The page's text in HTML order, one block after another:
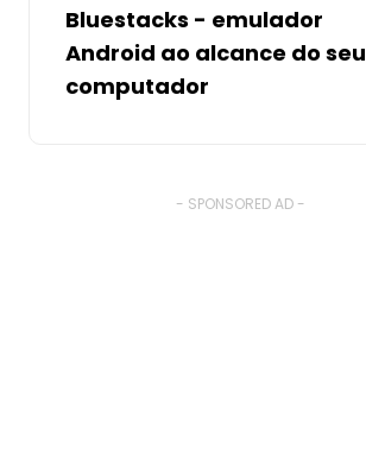
Bluestacks - emulador
Android ao alcance do seu
computador
- SPONSORED AD -